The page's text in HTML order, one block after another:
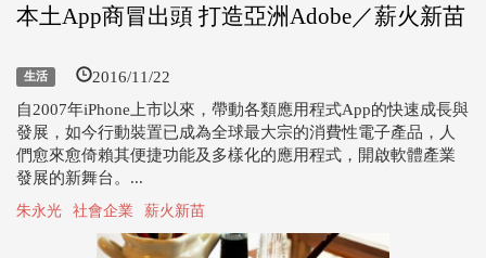
本土App商冒出頭 打造亞洲Adobe／薪火新苗
生活 2016/11/22
自2007年iPhone上市以來，帶動各類應用程式App的快速成長與
發展，如今行動裝置已成為全球最大宗的消費性電子產品，人
們愈來愈倚賴其便捷功能及多樣化的應用程式，開啟軟體產業
發展的新舞台。...
朱永光 社會企業 薪火新苗